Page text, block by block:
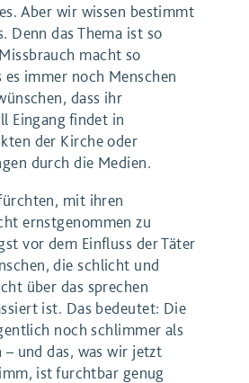
Aber wir wissen bestimmt
Denn das Thema ist so
macht so
es immer noch Menschen
dass ihr
Eingang findet in
der Kirche oder
durch die Medien.
mit ihren
ernstgenommen zu
vor dem Einfluss der Täter
die schlicht und
über das sprechen
ist. Das bedeutet: Die
noch schlimmer als
und das, was wir jetzt
ist furchtbar genug